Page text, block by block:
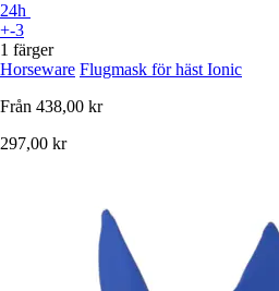
24h
+-3
1 färger
Horseware Flugmask för häst Ionic
Från 438,00 kr
297,00 kr